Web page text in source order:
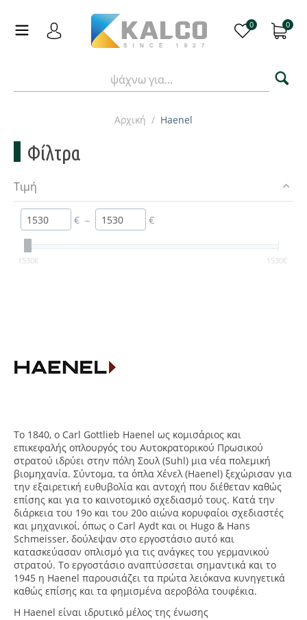
0 0
Αρχική / Haenel
Φίλτρα
Τιμή
€ – €
1530€ 1530€
Το 1840, ο Carl Gottlieb Haenel ως κομισάριος και
επικεφαλής οπλουργός του Αυτοκρατορικού Πρωσικού
στρατού ιδρύει στην πόλη Σουλ (Suhl) μια νέα πολεμική
βιομηχανία. Σύντομα, τα όπλα Χένελ (Haenel) ξεχώρισαν για
την εξαιρετική ευθυβολία και αντοχή που διέθεταν καθώς
επίσης και για το καινοτομικό σχεδιασμό τους. Κατά την
διάρκεια του 19ο και του 20ο αιώνα κορυφαίοι σχεδιαστές
και μηχανικοί, όπως ο Carl Aydt και οι Hugo & Hans
Schmeisser, δούλεψαν στο εργοστάσιο αυτό και
κατασκεύασαν οπλισμό για τις ανάγκες του γερμανικού
στρατού. Το εργοστάσιο αναπτύσσεται σημαντικά και το
1945 η Haenel παρουσιάζει τα πρώτα λειόκανα κυνηγετικά
καθώς επίσης και τα φημισμένα αεροβόλα τουφέκια.
Η Haenel είναι ιδρυτικό μέλος της ένωσης